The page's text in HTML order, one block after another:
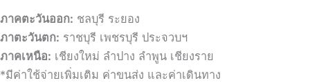
ภาคตะวันออก: ชลบุรี ระยอง
ภาตะวันตก: ราชบุรี เพชรบุรี ประจวบฯ
ภาคเหนือ: เชียงใหม่ ลำปาง ลำพูน เชียงราย
*มีค่าใช้จ่ายเพิ่มเติม ค่าขนส่ง และค่าเดินทาง